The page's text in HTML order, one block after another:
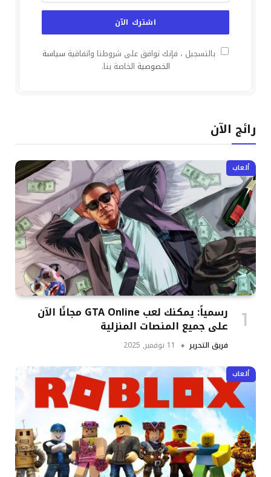
بالتسجيل ، فإنك توافق على شروطنا واتفاقية سياسة
الخصوصية الخاصة بنا.
رائج الآن
ألعاب
رسمياً: يمكنك لعب GTA Online مجانًا الآن
على جميع المنصات المنزلية
فريق التحرير 11 نوفمبر, 2025
ألعاب